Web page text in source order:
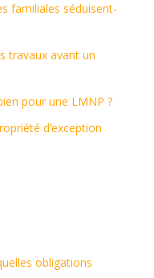
familiales séduisent-
travaux avant un
pour une LMNP ?
d’exception
obligations